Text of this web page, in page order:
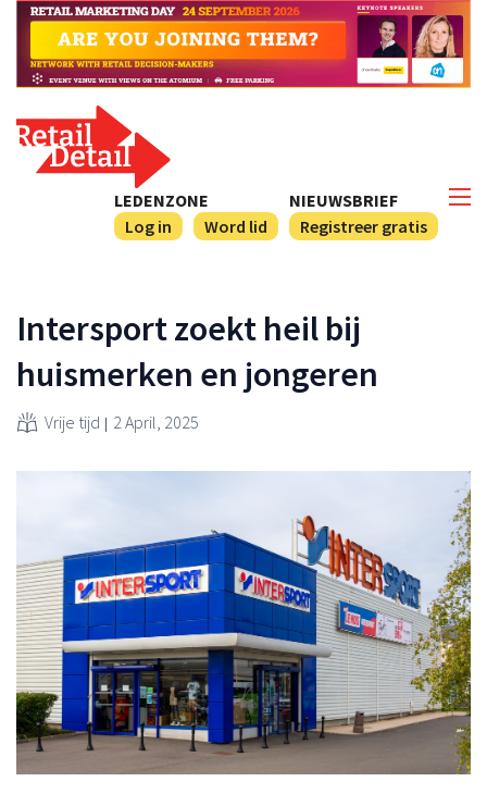
NIEUWSBRIEF
Registreer gratis
LEDENZONE
Log in
Word lid
Intersport zoekt heil bij
huismerken en jongeren
Vrije tijd 2 April, 2025